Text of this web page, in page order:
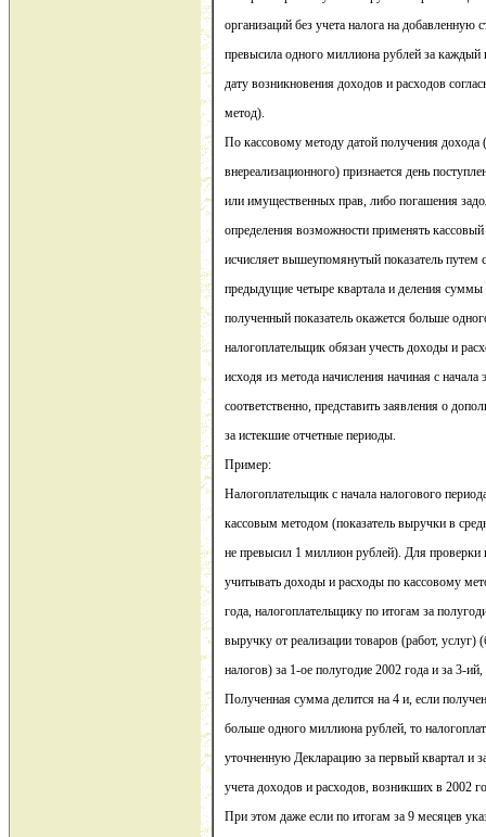
организаций без учета налога на добавленную
превысила одного миллиона рублей за каждый
дату возникновения доходов и расходов
метод).
По кассовому методу датой получения дохода
внереализационного) признается день
или имущественных прав, либо погашения
определения возможности применять
исчисляет вышеупомянутый показатель
предыдущие четыре квартала и деления суммы
полученный показатель окажется больше
налогоплательщик обязан учесть доходы и
исходя из метода начисления начиная с начала
соответственно, представить заявления о
за истекшие отчетные периоды.
Пример:
Налогоплательщик с начала налогового
кассовым методом (показатель выручки в
не превысил 1 миллион рублей). Для проверки
учитывать доходы и расходы по кассовому
года, налогоплательщику по итогам за
выручку от реализации товаров (работ,
налогов) за 1-ое полугодие 2002 года и за 3-
Полученная сумма делится на 4 и, если
больше одного миллиона рублей, то
уточненную Декларацию за первый квартал и
учета доходов и расходов, возникших в 2002
При этом даже если по итогам за 9 месяцев